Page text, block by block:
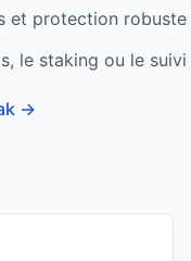
et protection
le staking ou le
→